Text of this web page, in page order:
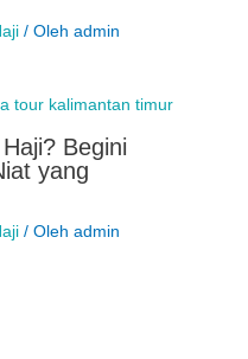
/ Oleh admin
Begini
yang
/ Oleh admin